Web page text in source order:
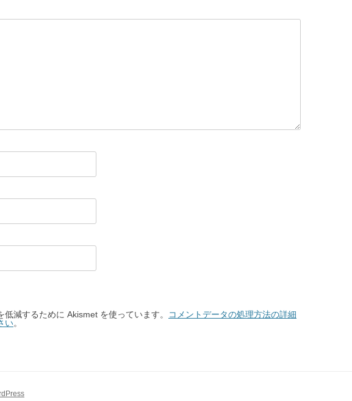
低減するために Akismet を使っています。
コメントデータの処理方法の詳細
い。